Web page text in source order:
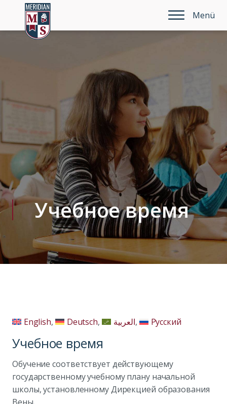
Menü
Учебное время
English Deutsch العربية Русский
Учебное время
Обучение соответствует действующему
государственному учебному плану начальной
школы, установленному Дирекцией образования